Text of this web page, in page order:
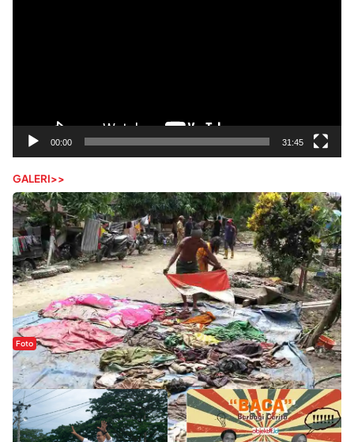
00:00 31:45
GALERI>>
Foto
Sejak Banjir Bandang, Warga Butuhkan Air Bersih